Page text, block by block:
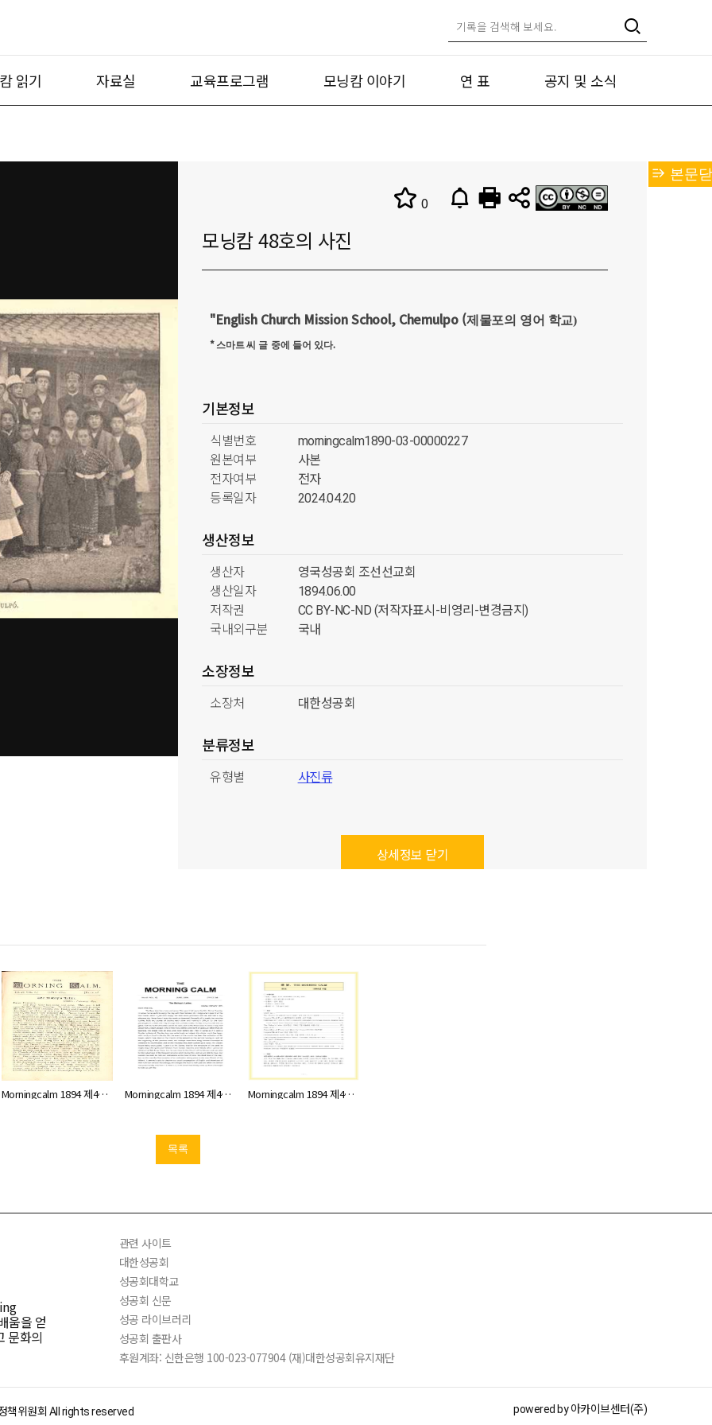
읽기 자료실 교육프로그램 모닝캄 이야기 연 표 공지 및 소식
본문
0
모닝캄 48호의 사진
"English Church Mission School, Chemulpo(제물포의 영어 학교)
* 스마트 씨 글 중에 들어 있다.
기본정보
식별번호
morningcalm1890-03-00000227
원본여부
사본
전자여부
전자
등록일자
2024.04.20
생산정보
생산자
영국성공회 조선선교회
생산일자
1894.06.00
저작권
CC BY-NC-ND (저작자표시-비영리-변경금지)
국내외구분
국내
소장정보
소장처 대한성공회
분류정보
유형별 사진류
상세정보 닫기
Morningcalm 1894 제48호 Morningcalm 1894 제48호 텍스트 Morningcalm 1894 제48호 소개문
목록
움을 얻
문화의
관련 사이트
대한성공회
성공회대학교
성공회 신문
성공 라이브러리
성공회 출판사
후원계좌: 신한은행 100-023-077904 (재)대한성공회유지재단
책위원회 All rights reserved powered by 아카이브센터(주)